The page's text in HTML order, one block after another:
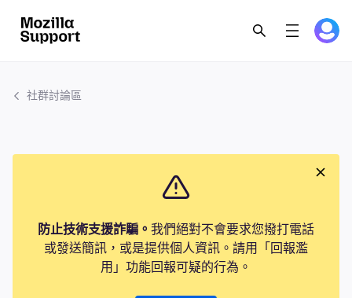
社群討論區
防止技術支援詐騙。 我們絕對不會要求您撥打電話
或發送簡訊，或是提供個人資訊。請用「回報濫
用」功能回報可疑的行為。